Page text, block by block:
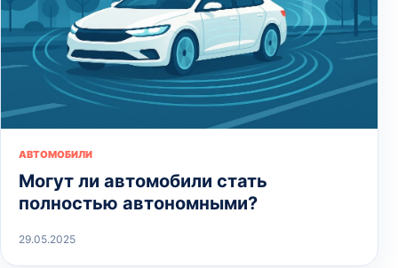
АВТОМОБИЛИ
Могут ли автомобили стать
полностью автономными?
29.05.2025